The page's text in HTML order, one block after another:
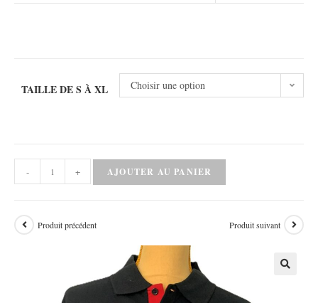
TAILLE DE S À XL Choisir une option
- + AJOUTER AU PANIER
Produit précédent Produit suivant